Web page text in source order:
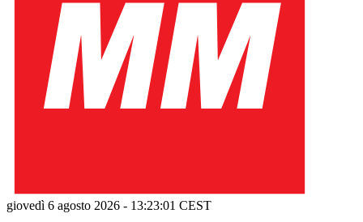
giovedì 6 agosto 2026 - 13:23:02 CEST